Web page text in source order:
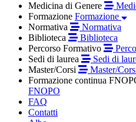
Medicina di Genere
Formazione Formazione
Normativa
Normativa
Biblioteca
Biblioteca
Percorso Formativo
Sedi di laurea
Sedi di
Master/Corsi
Master/
Formazione continua
FNOPO
FAQ
Contatti